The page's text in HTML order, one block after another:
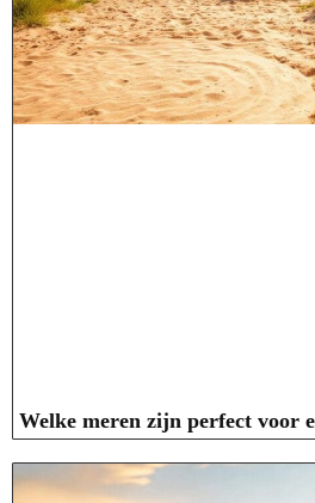
Welke meren zijn perfect voor